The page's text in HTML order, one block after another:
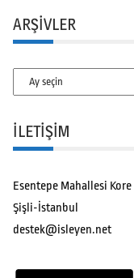
ARŞIVLER
Arşivler
İLETİŞİM
Esentepe Mahallesi
Şişli-İstanbul
destek@isleyen.net